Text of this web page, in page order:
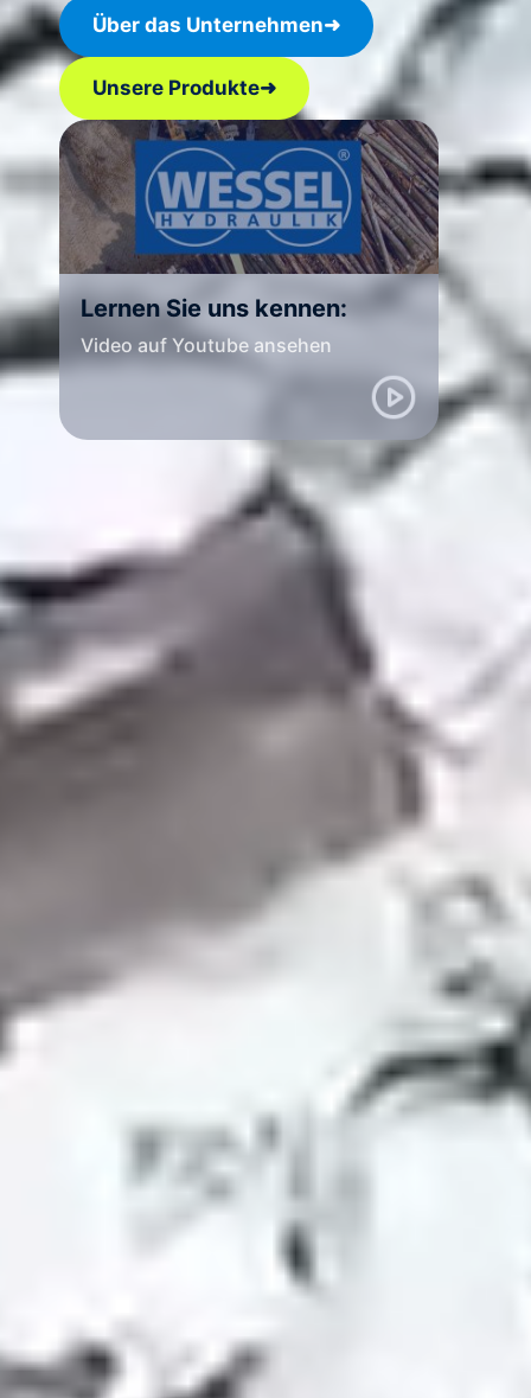
Über das Unternehmen➜
Unsere Produkte➜
Lernen Sie uns kennen:
Video auf Youtube ansehen